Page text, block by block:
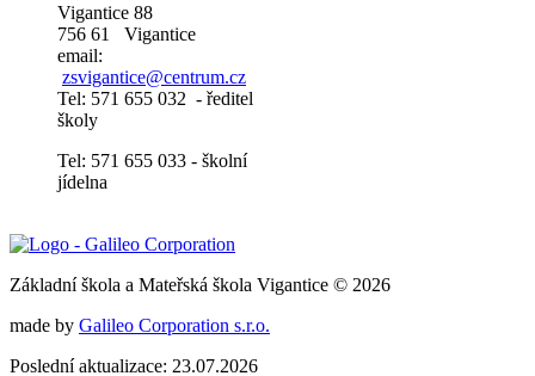
Vigantice 88
756 61 Vigantice
email:
zsvigantice@centrum.cz
Tel: 571 655 032 - ředitel
školy
Tel: 571 655 033 - školní
jídelna
Základní škola a Mateřská škola Vigantice © 2026
made by Galileo Corporation s.r.o.
Poslední aktualizace: 23.07.2026